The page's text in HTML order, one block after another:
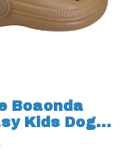
Boaonda
Kids Dog